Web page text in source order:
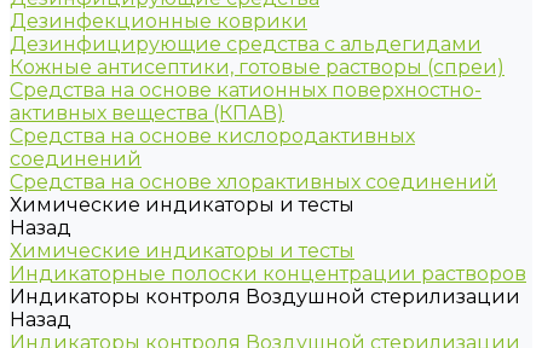
Дезинфекционные коврики
Дезинфицирующие средства с альдегидами
Кожные антисептики, готовые растворы (спреи)
Средства на основе катионных поверхностно-
активных вещества (КПАВ)
Средства на основе кислородактивных
соединений
Средства на основе хлорактивных соединений
Химические индикаторы и тесты
Назад
Химические индикаторы и тесты
Индикаторные полоски концентрации растворов
Индикаторы контроля Воздушной стерилизации
Назад
Индикаторы контроля Воздушной стерилизации